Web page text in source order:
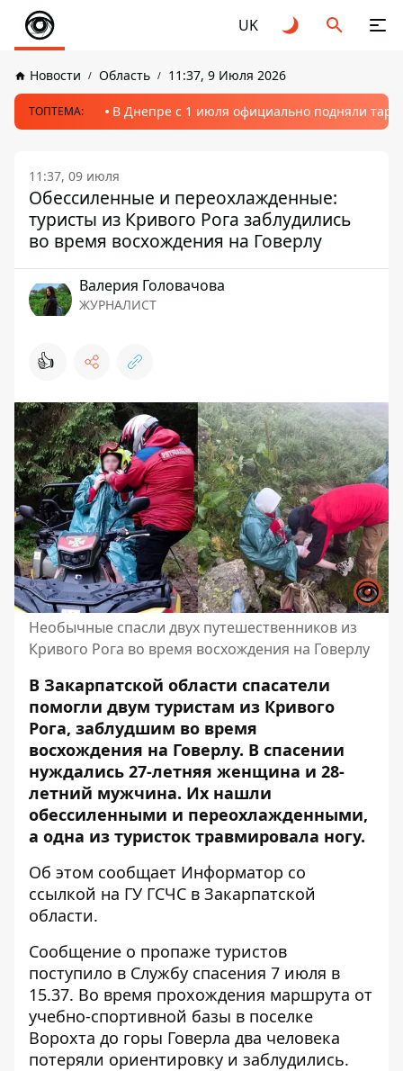
UK
Новости Область 11:37, 9 Июля 2026
ТОПТЕМА: В Днепре с 1 июля официально подняли
11:37, 09 июля
Обессиленные и переохлажденные:
туристы из Кривого Рога заблудились
во время восхождения на Говерлу
Валерия Головачова
ЖУРНАЛИСТ
👍
Необычные спасли двух путешественников из
Кривого Рога во время восхождения на Говерлу
В Закарпатской области спасатели
помогли двум туристам из Кривого
Рога, заблудшим во время
восхождения на Говерлу. В спасении
нуждались 27-летняя женщина и 28-
летний мужчина. Их нашли
обессиленными и переохлажденными,
а одна из туристок травмировала ногу.
Об этом сообщает Информатор со
ссылкой на ГУ ГСЧС в Закарпатской
области.
Сообщение о пропаже туристов
поступило в Службу спасения 7 июля в
15.37. Во время прохождения маршрута от
учебно-спортивной базы в поселке
Ворохта до горы Говерла два человека
потеряли ориентировку и заблудились.